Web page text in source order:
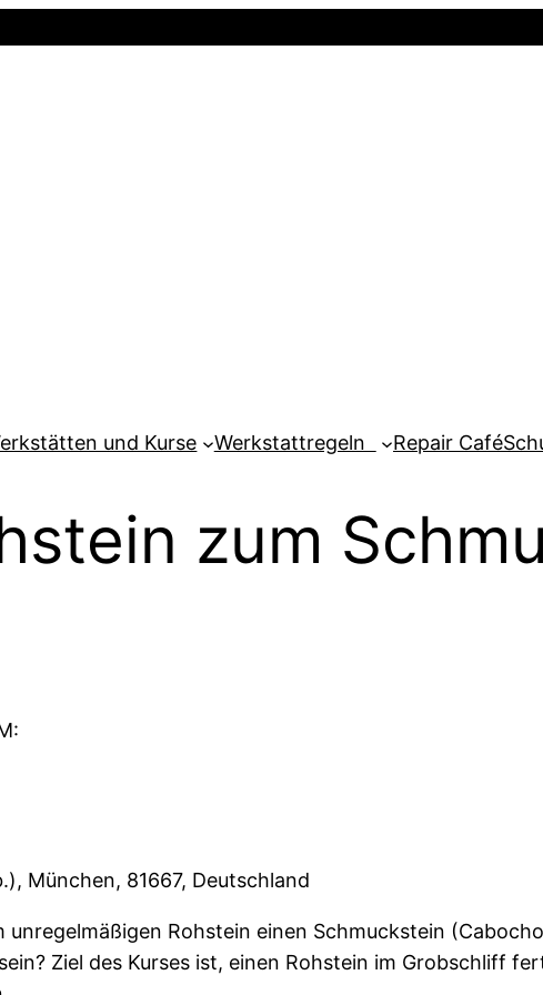
und Kurse Werkstattregeln Repair Café
zum
München, 81667, Deutschland
unregelmäßigen Rohstein einen Schmuckstein
Ziel des Kurses ist, einen Rohstein im Grobschliff